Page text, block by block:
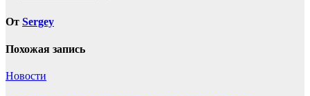
От Sergey
Похожая запись
Новости